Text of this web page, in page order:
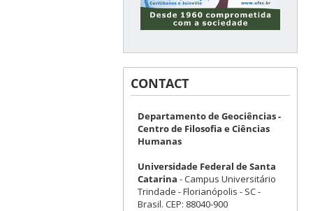
CONTACT
Departamento de Geociências -
Centro de Filosofia e Ciências
Humanas
Universidade Federal de Santa
Catarina - Campus Universitário
Trindade - Florianópolis - SC -
Brasil. CEP: 88040-900